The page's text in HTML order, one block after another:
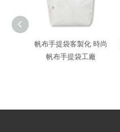
帆布手提袋客製化 時尚
帆布手提袋工廠